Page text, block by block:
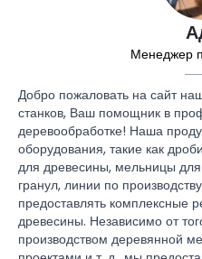
Менеджер
Добро пожаловать на сайт
станков, Ваш помощник в
деревообработке! Наша
оборудования, такие как
для древесины, мельницы
гранул, линии по
предоставлять комплексные
древесины. Независимо от
производством деревянной